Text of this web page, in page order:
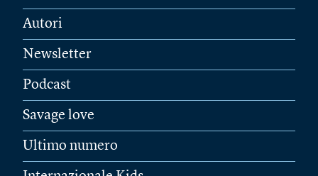
Autori
Newsletter
Podcast
Savage love
Ultimo numero